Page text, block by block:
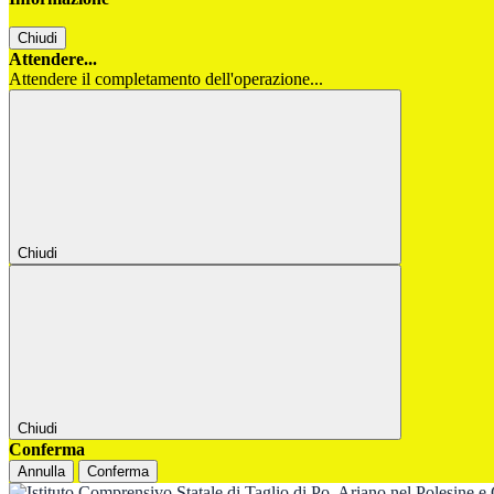
Chiudi
Attendere...
Attendere il completamento dell'operazione...
Chiudi
Chiudi
Conferma
Annulla Conferma